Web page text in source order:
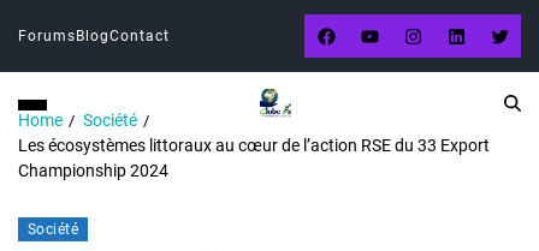
Forums BlogContact
Home
Société
Les écosystèmes littoraux au cœur de l’action RSE du 33 Export
Championship 2024
Société